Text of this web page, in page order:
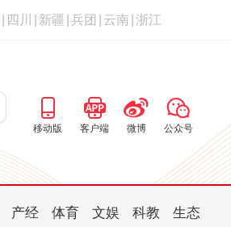
四川 新疆 兵团 云南 浙江
移动版 客户端 微博 公众号
产经 体育 文娱 科教 生态